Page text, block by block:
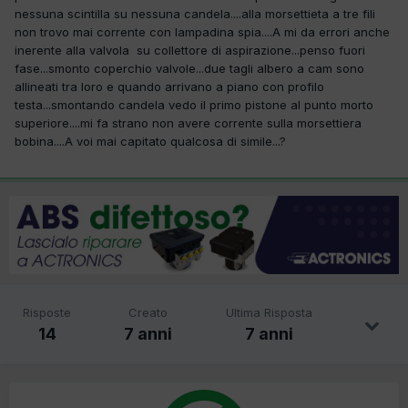
nessuna scintilla su nessuna candela....alla morsettieta a tre fili
non trovo mai corrente con lampadina spia....A mi da errori anche
inerente alla valvola su collettore di aspirazione...penso fuori
fase...smonto coperchio valvole...due tagli albero a cam sono
allineati tra loro e quando arrivano a piano con profilo
testa...smontando candela vedo il primo pistone al punto morto
superiore....mi fa strano non avere corrente sulla morsettiera
bobina....A voi mai capitato qualcosa di simile...?
Risposte
14
Creato
7 anni
Ultima Risposta
7 anni